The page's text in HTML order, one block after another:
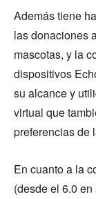
Además tiene
las donaciones
mascotas, y la
dispositivos
su alcance y
virtual que
preferencias de
En cuanto a la
(desde el 6.0